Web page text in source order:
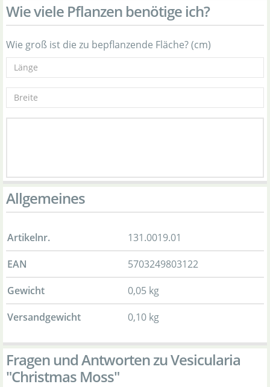
Wie viele Pflanzen benötige ich?
Wie groß ist die zu bepflanzende Fläche? (cm)
Allgemeines
Artikelnr.
131.0019.01
EAN
5703249803122
Gewicht
0,05 kg
Versandgewicht
0,10 kg
Fragen und Antworten zu Vesicularia
"Christmas Moss"